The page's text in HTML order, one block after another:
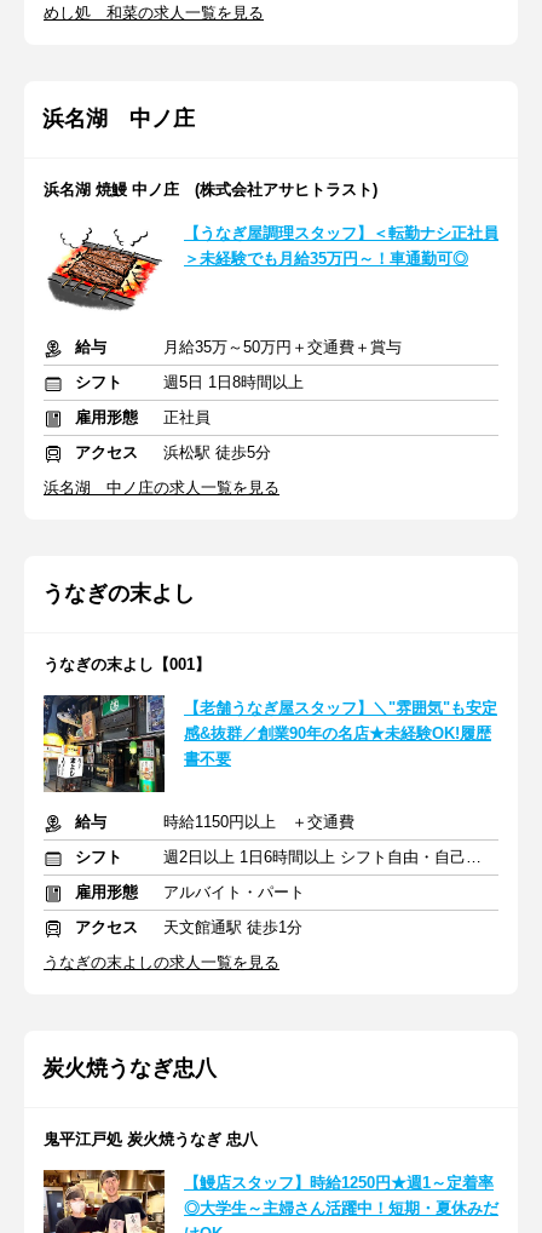
めし処 和菜の求人一覧を見る
浜名湖 中ノ庄
浜名湖 焼鰻 中ノ庄 (株式会社アサヒトラスト)
【うなぎ屋調理スタッフ】＜転勤ナシ正社員
＞未経験でも月給35万円～！車通勤可◎
給与
月給35万～50万円＋交通費＋賞与
シフト
週5日 1日8時間以上
雇用形態
正社員
アクセス
浜松駅 徒歩5分
浜名湖 中ノ庄の求人一覧を見る
うなぎの末よし
うなぎの末よし【001】
【老舗うなぎ屋スタッフ】＼"雰囲気"も安定
感&抜群／創業90年の名店★未経験OK!履歴
書不要
給与
時給1150円以上 ＋交通費
シフト
週2日以上 1日6時間以上 シフト自由・自己申告
雇用形態
アルバイト・パート
アクセス
天文館通駅 徒歩1分
うなぎの末よしの求人一覧を見る
炭火焼うなぎ忠八
鬼平江戸処 炭火焼うなぎ 忠八
【鰻店スタッフ】時給1250円★週1～定着率
◎大学生～主婦さん活躍中！短期・夏休みだ